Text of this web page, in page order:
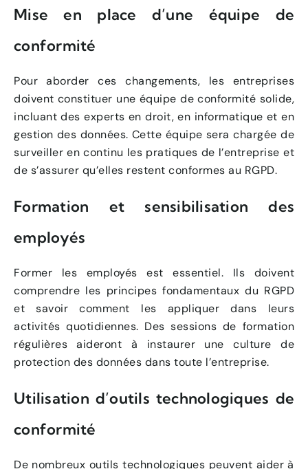
Mise en place d’une équipe de
conformité
Pour aborder ces changements, les entreprises
doivent constituer une équipe de conformité solide,
incluant des experts en droit, en informatique et en
gestion des données. Cette équipe sera chargée de
surveiller en continu les pratiques de l’entreprise et
de s’assurer qu’elles restent conformes au RGPD.
Formation et sensibilisation des
employés
Former les employés est essentiel. Ils doivent
comprendre les principes fondamentaux du RGPD
et savoir comment les appliquer dans leurs
activités quotidiennes. Des sessions de formation
régulières aideront à instaurer une culture de
protection des données dans toute l’entreprise.
Utilisation d’outils technologiques de
conformité
De nombreux outils technologiques peuvent aider à